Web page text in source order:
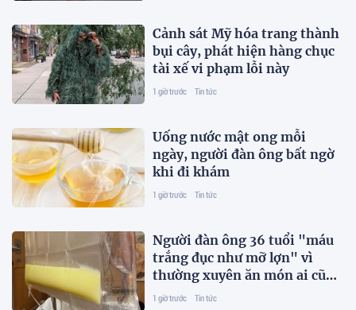
Cảnh sát Mỹ hóa trang thành
bụi cây, phát hiện hàng chục
tài xế vi phạm lỗi này
1 giờ trước Tin tức
Uống nước mật ong mỗi
ngày, người đàn ông bất ngờ
khi đi khám
1 giờ trước Tin tức
Người đàn ông 36 tuổi "máu
trắng đục như mỡ lợn" vì
thường xuyên ăn món ai cũng
thích
1 giờ trước Tin tức